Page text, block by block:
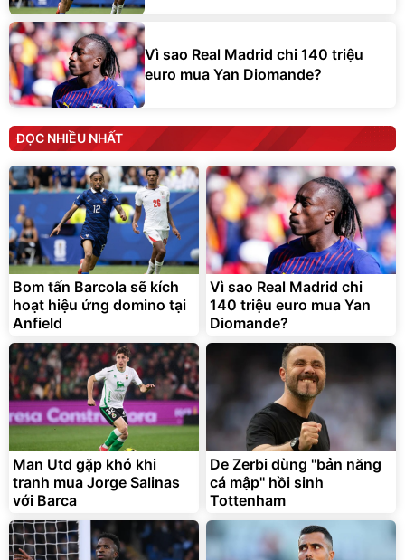
Vì sao Real Madrid chi 140 triệu
euro mua Yan Diomande?
ĐỌC NHIỀU NHẤT
Bom tấn Barcola sẽ kích
hoạt hiệu ứng domino tại
Anfield
Vì sao Real Madrid chi
140 triệu euro mua Yan
Diomande?
Man Utd gặp khó khi
tranh mua Jorge Salinas
với Barca
De Zerbi dùng ''bản năng
cá mập'' hồi sinh
Tottenham